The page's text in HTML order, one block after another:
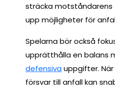
sträcka motståndarens
upp möjligheter för
Spelarna bör också
upprätthålla en balans
defensiva uppgifter.
försvar till anfall kan